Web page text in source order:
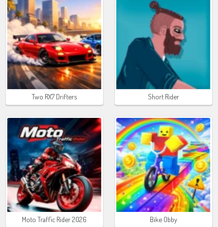
Two RX7 Drifters Short Rider
Moto Traffic Rider 2026 Bike Obby